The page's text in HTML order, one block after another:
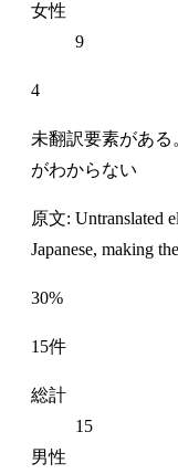
女性
9
4
未翻訳要素があ
がわからない
原文: Untranslated
Japanese, making
30%
15件
総計
15
男性